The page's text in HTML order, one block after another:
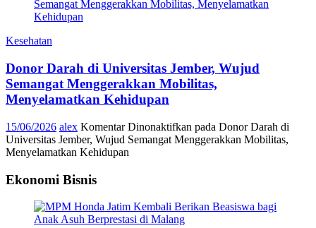
Kesehatan
Donor Darah di Universitas Jember, Wujud
Semangat Menggerakkan Mobilitas,
Menyelamatkan Kehidupan
15/06/2026 alex Komentar Dinonaktifkan pada Donor Darah di
Universitas Jember, Wujud Semangat Menggerakkan Mobilitas,
Menyelamatkan Kehidupan
Ekonomi Bisnis